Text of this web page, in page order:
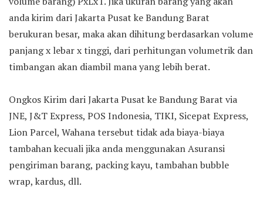
anda kirim dari Jakarta Pusat ke Bandung Barat
berukuran besar, maka akan dihitung berdasarkan volume
panjang x lebar x tinggi, dari perhitungan volumetrik dan
timbangan akan diambil mana yang lebih berat.
Ongkos Kirim dari Jakarta Pusat ke Bandung Barat via
JNE, J&T Express, POS Indonesia, TIKI, Sicepat Express,
Lion Parcel, Wahana tersebut tidak ada biaya-biaya
tambahan kecuali jika anda menggunakan Asuransi
pengiriman barang, packing kayu, tambahan bubble
wrap, kardus, dll.